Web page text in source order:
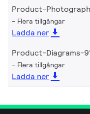
Product-
Flera tillgångar
Ladda ner
Product-Diagrams-
Flera tillgångar
Ladda ner